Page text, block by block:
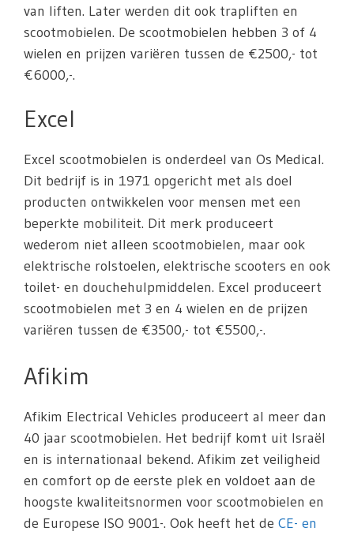
van liften. Later werden dit ook trapliften en
scootmobielen. De scootmobielen hebben 3 of 4
wielen en prijzen variëren tussen de €2500,- tot
€6000,-.
Excel
Excel scootmobielen is onderdeel van Os Medical.
Dit bedrijf is in 1971 opgericht met als doel
producten ontwikkelen voor mensen met een
beperkte mobiliteit. Dit merk produceert
wederom niet alleen scootmobielen, maar ook
elektrische rolstoelen, elektrische scooters en ook
toilet- en douchehulpmiddelen. Excel produceert
scootmobielen met 3 en 4 wielen en de prijzen
variëren tussen de €3500,- tot €5500,-.
Afikim
Afikim Electrical Vehicles produceert al meer dan
40 jaar scootmobielen. Het bedrijf komt uit Israël
en is internationaal bekend. Afikim zet veiligheid
en comfort op de eerste plek en voldoet aan de
hoogste kwaliteitsnormen voor scootmobielen en
de Europese ISO 9001-. Ook heeft het de CE- en